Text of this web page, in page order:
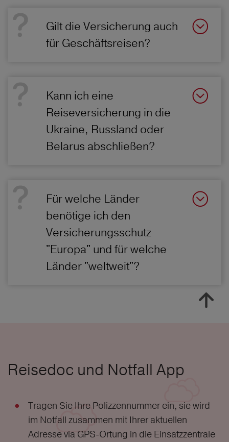
Gilt die Versicherung auch
für Geschäftsreisen?
Kann ich eine
Reiseversicherung in die
Ukraine, Russland oder
Belarus abschließen?
Für welche Länder
benötige ich den
Versicherungsschutz
"Europa" und für welche
Länder "weltweit"?
Reisedoc und Notfall App
Tragen Sie Ihre Polizzennummer ein, sie wird
im Notfall zusammen mit Ihrer aktuellen
Adresse via GPS-Ortung in die Einsatzzentrale